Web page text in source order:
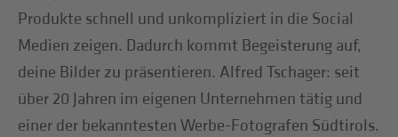
Produkte schnell und unkompliziert in die Social
Medien zeigen. Dadurch kommt Begeisterung auf,
deine Bilder zu präsentieren. Alfred Tschager: seit
über 20 Jahren im eigenen Unternehmen tätig und
einer der bekanntesten Werbe-Fotografen Südtirols.